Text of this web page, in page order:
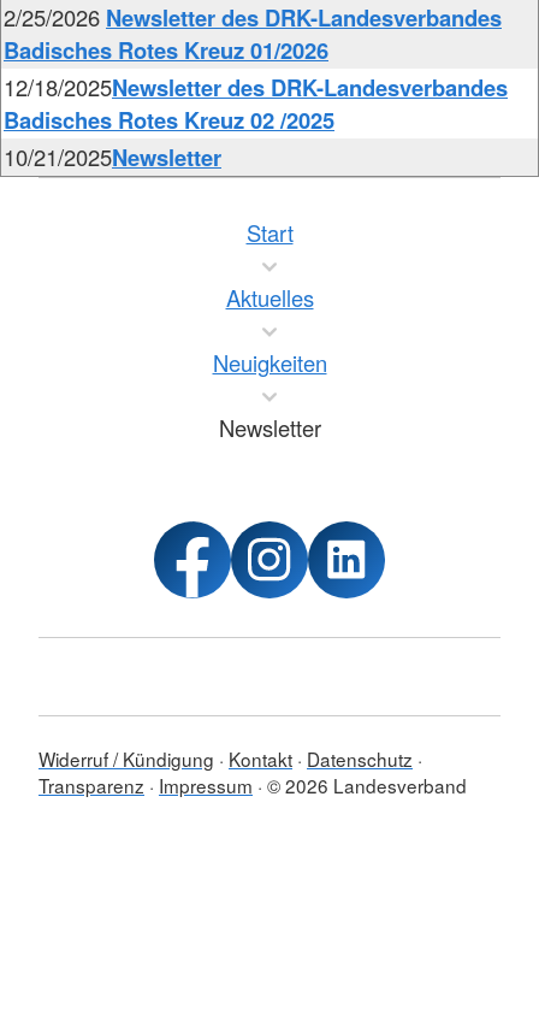
2/25/2026 Newsletter des DRK-Landesverbandes
Badisches Rotes Kreuz 01/2026
12/18/2025Newsletter des DRK-Landesverbandes
Badisches Rotes Kreuz 02 /2025
10/21/2025Newsletter
Start
Aktuelles
Neuigkeiten
Newsletter
Widerruf / Kündigung Kontakt Datenschutz
Transparenz
Impressum © 2026 Landesverband